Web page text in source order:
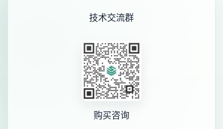
技术交流群
购买咨询